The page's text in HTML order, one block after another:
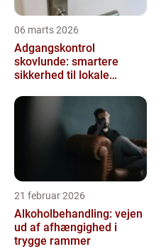
06 marts 2026
Adgangskontrol
skovlunde: smartere
sikkerhed til lokale
21 februar 2026
Alkoholbehandling: vejen
ud af afhængighed i
trygge rammer